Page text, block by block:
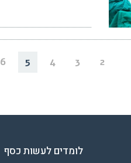
2
3
4
5
6
לומדים לעשות כסף